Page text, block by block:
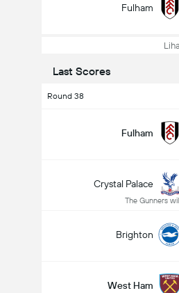
Fulham
Last Scores
Round 38
Fulham
Crystal Palace
The Gunners
Brighton
West Ham